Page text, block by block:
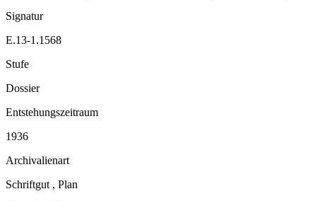
Signatur
E.13-1.1568
Stufe
Dossier
Entstehungszeitraum
1936
Archivalienart
Schriftgut , Plan